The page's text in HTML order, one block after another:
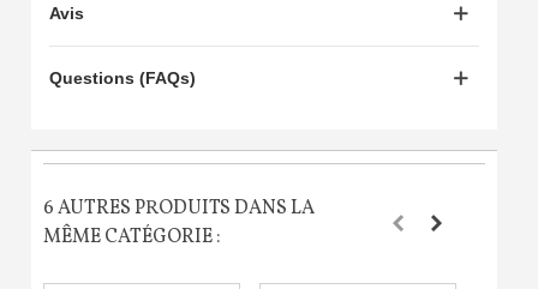
Avis
Questions (FAQs)
6 AUTRES PRODUITS DANS LA
MÊME CATÉGORIE :